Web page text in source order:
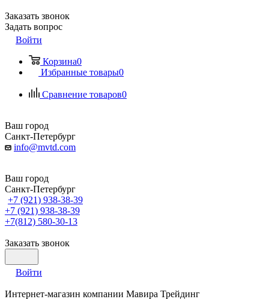
Заказать звонок
Задать вопрос
Войти
Корзина0
Избранные товары0
Сравнение товаров0
Ваш город
Санкт-Петербург
info@mvtd.com
Ваш город
Санкт-Петербург
+7 (921) 938-38-39
+7 (921) 938-38-39
+7(812) 580-30-13
Заказать звонок
Войти
Интернет-магазин компании Мавира Трейдинг